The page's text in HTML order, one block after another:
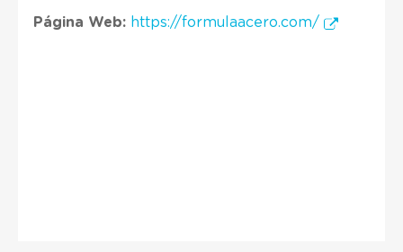
Página Web: https://formulaacero.com/